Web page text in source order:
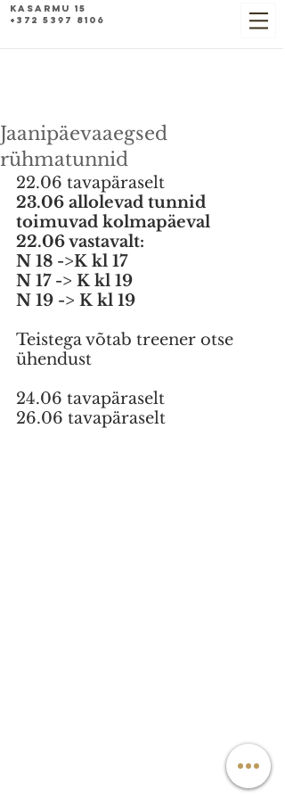
Kasarmu 15
+372 5397 8106
Jaanipäevaaegsed
rühmatunnid
22.06 tavapäraselt
23.06 allolevad tunnid
toimuvad kolmapäeval
22.06 vastavalt:
N 18 ->K kl 17
N 17 -> K kl 19
N 19 -> K kl 19
Teistega võtab treener otse
ühendust
24.06 tavapäraselt
26.06 tavapäraselt